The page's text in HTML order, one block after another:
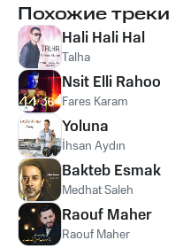
Похожие треки
Hali Hali Hal
Talha
Nsit Elli Rahoo
Fares Karam
Yoluna
İhsan Aydın
Bakteb Esmak
Medhat Saleh
Raouf Maher
Raouf Maher